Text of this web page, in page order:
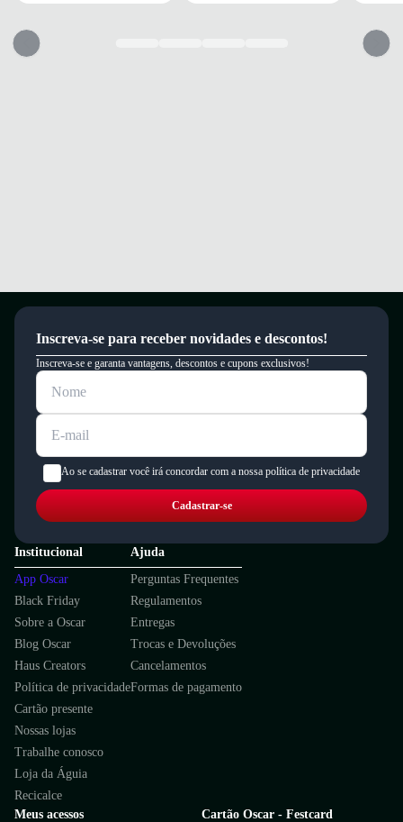
Caminhe com conforto e segurança em qualquer ocasião.
Este produto possui uma garantia contra defeitos de fabricação válida por
um período de 90 dias.
Inscreva-se para receber novidades e descontos!
Inscreva-se e garanta vantagens, descontos e cupons exclusivos!
Ao se cadastrar você irá concordar com a nossa política de privacidade
Cadastrar-se
Institucional
App Oscar
Black Friday
Sobre a Oscar
Blog Oscar
Haus Creators
Política de privacidade
Cartão presente
Nossas lojas
Trabalhe conosco
Loja da Águia
Recicalce
Ajuda
Perguntas Frequentes
Regulamentos
Entregas
Trocas e Devoluções
Cancelamentos
Formas de pagamento
Meus acessos
Cartão Oscar - Festcard